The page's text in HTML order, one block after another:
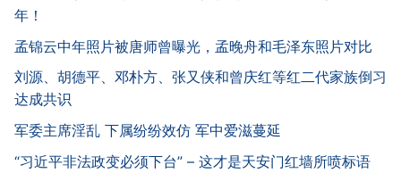
年！
孟锦云中年照片被唐师曾曝光，孟晚舟和毛泽东照片对比
刘源、胡德平、邓朴方、张又侠和曾庆红等红二代家族倒习
达成共识
军委主席淫乱 下属纷纷效仿 军中爱滋蔓延
“习近平非法政变必须下台” – 这才是天安门红墙所喷标语